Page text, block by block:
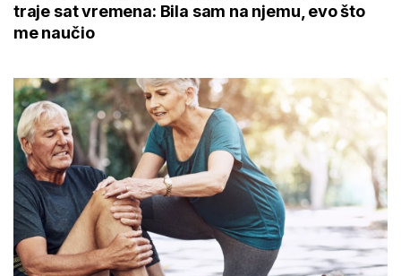
traje sat vremena: Bila sam na njemu, evo što
me naučio